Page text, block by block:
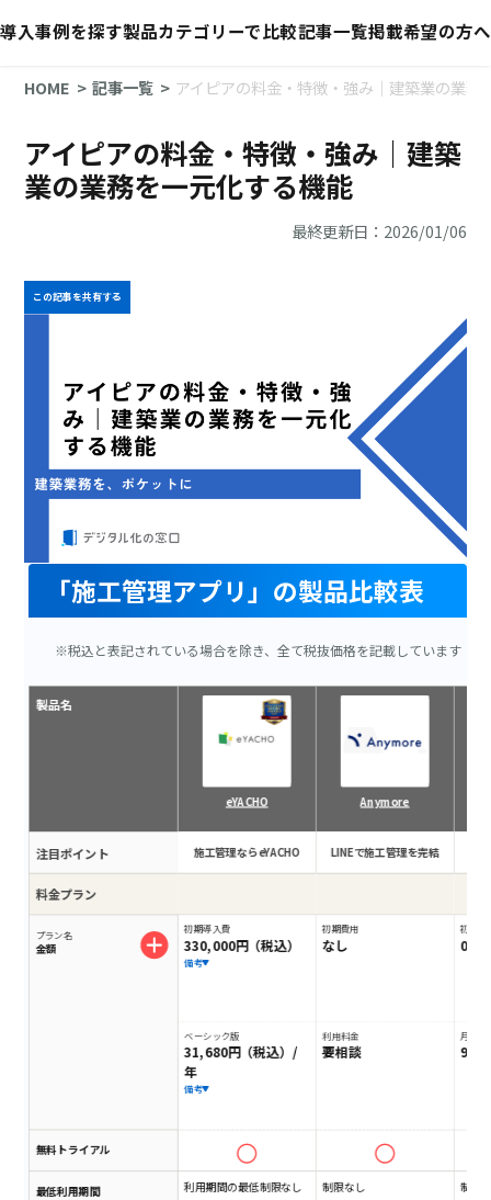
導入事例を探す製品カテゴリーで比較記事一覧掲載希望の方へ
HOME 記事一覧 アイピアの料金・特徴・強み｜建築業の業務
アイピアの料金・特徴・強み｜建築
業の業務を一元化する機能
最終更新日：2026/01/06
この記事を共有する
「施工管理アプリ」の製品比較表
※税込と表記されている場合を除き、全て税抜価格を記載しています
製品名
注目ポイント
料金プラン
プラン名
金額
無料トライアル
最低利用期間
eYACHO
施工管理ならeYACHO
初期導入費
330,000円（税込）
備考
ベーシック版
31,680円（税込）/
年
備考
利用期間の最低制限なし
Anymore
LINEで施工管理を完結
初期費用
なし
利用料金
要相談
制限なし
初期費
0円
月額料
制限